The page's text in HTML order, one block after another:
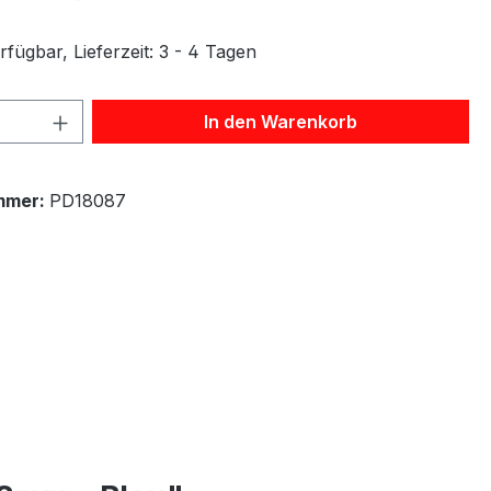
Lieferzeit: 3 - 4 Tagen
Anzahl: Gib den gewünschten Wert
In den Warenkorb
PD18087